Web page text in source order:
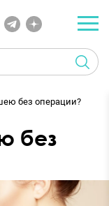
без операции?
без